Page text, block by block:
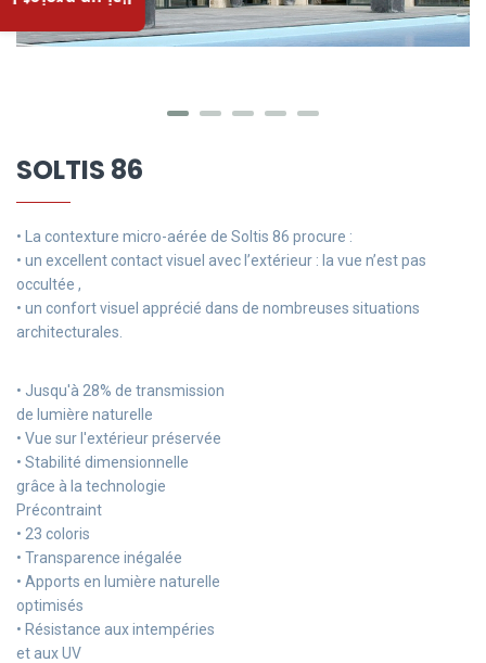
SOLTIS 86
• La contexture micro-aérée de Soltis 86 procure :
• un excellent contact visuel avec l’extérieur : la vue n’est pas
occultée ,
• un confort visuel apprécié dans de nombreuses situations
architecturales.
• Jusqu'à 28% de transmission
de lumière naturelle
• Vue sur l'extérieur préservée
• Stabilité dimensionnelle
grâce à la technologie
Précontraint
• 23 coloris
• Transparence inégalée
• Apports en lumière naturelle
optimisés
• Résistance aux intempéries
et aux UV